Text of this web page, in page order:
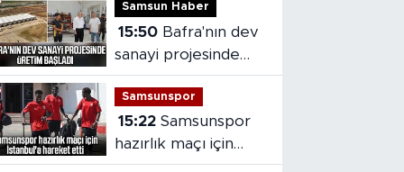
Samsun Haber
15:50
sanayi projesinde
üretim başladı
Samsunspor
15:22 Samsunspor
hazırlık maçı için
İstanbul'a hareket